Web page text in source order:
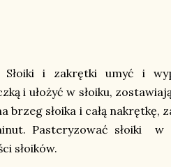
Słoiki i zakrętki umyć i
i ułożyć w słoiku,
słoika i całą nakrętkę,
Pasteryzować słoiki w
słoików.